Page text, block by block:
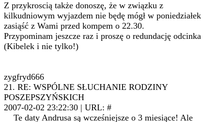
Z przykroscią także donoszę, że w związku z
kilkudniowym wyjazdem nie będę mógł w poniedziałek
zasiąść z Wami przed kompem o 22.30.
Przypominam jeszcze raz i proszę o redundację odcinka
(Kibelek i nie tylko!)
zygfryd666
21. RE: WSPÓLNE SŁUCHANIE RODZINY
POSZEPSZYŃSKICH
2007-02-02 23:22:30 | URL: #
Te daty Andrusa są wcześniejsze o 3 miesiące! Ale